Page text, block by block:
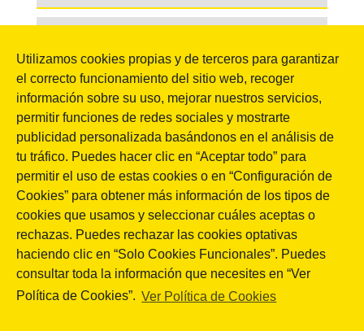
Utilizamos cookies propias y de terceros para garantizar
el correcto funcionamiento del sitio web, recoger
información sobre su uso, mejorar nuestros servicios,
permitir funciones de redes sociales y mostrarte
publicidad personalizada basándonos en el análisis de
tu tráfico. Puedes hacer clic en “Aceptar todo” para
permitir el uso de estas cookies o en “Configuración de
Cookies” para obtener más información de los tipos de
cookies que usamos y seleccionar cuáles aceptas o
rechazas. Puedes rechazar las cookies optativas
haciendo clic en “Solo Cookies Funcionales”. Puedes
consultar toda la información que necesites en “Ver
Política de Cookies”. Ver Política de Cookies
Coronavirus COVID-19
Jornadas 360 Encuentros Profesionales
Marketing Digital Cádiz
CATEGORÍAS
CATEGORÍAS